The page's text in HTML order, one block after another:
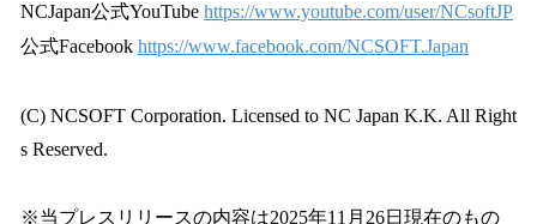
NCJapan公式YouTube https://www.youtube.com/user/NCsoftJP
公式Facebook https://www.facebook.com/NCSOFT.Japan
(C) NCSOFT Corporation. Licensed to NC Japan K.K. All Right
s Reserved.
※当プレスリリースの内容は2025年11月26日現在のもの